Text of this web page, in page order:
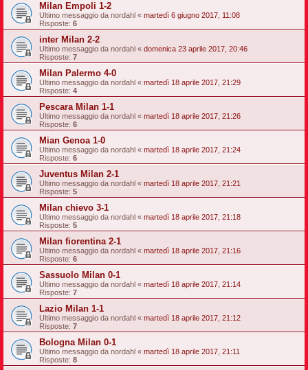
Milan Empoli 1-2
Ultimo messaggio da nordahl « martedì 6 giugno 2017, 11:08
Risposte: 6
inter Milan 2-2
Ultimo messaggio da nordahl « domenica 23 aprile 2017, 20:46
Risposte: 7
Milan Palermo 4-0
Ultimo messaggio da nordahl « martedì 18 aprile 2017, 21:29
Risposte: 4
Pescara Milan 1-1
Ultimo messaggio da nordahl « martedì 18 aprile 2017, 21:26
Risposte: 6
Mian Genoa 1-0
Ultimo messaggio da nordahl « martedì 18 aprile 2017, 21:24
Risposte: 6
Juventus Milan 2-1
Ultimo messaggio da nordahl « martedì 18 aprile 2017, 21:21
Risposte: 5
Milan chievo 3-1
Ultimo messaggio da nordahl « martedì 18 aprile 2017, 21:18
Risposte: 5
Milan fiorentina 2-1
Ultimo messaggio da nordahl « martedì 18 aprile 2017, 21:16
Risposte: 6
Sassuolo Milan 0-1
Ultimo messaggio da nordahl « martedì 18 aprile 2017, 21:14
Risposte: 7
Lazio Milan 1-1
Ultimo messaggio da nordahl « martedì 18 aprile 2017, 21:12
Risposte: 7
Bologna Milan 0-1
Ultimo messaggio da nordahl « martedì 18 aprile 2017, 21:11
Risposte: 8